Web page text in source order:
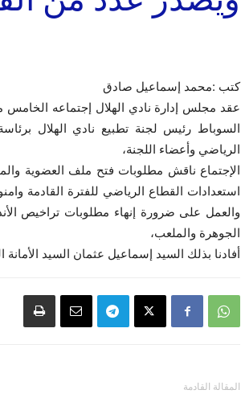
كتب :محمد إسماعيل صادق
السوباط رئيس لجنة تطبيع نادي الهلال
الرياضي وأعضاء اللجنة،
الإجتماع ناقش مطلوبات فتح ملف العضوية
استعدادات القطاع الرياضي للفترة القادمة
والعمل على ضرورة إنهاء مطلوبات تراخيص
الجوهرة والملعب،
أفادنا بذلك السيد إسماعيل عثمان السيد الأمانة
المقالة القادمة